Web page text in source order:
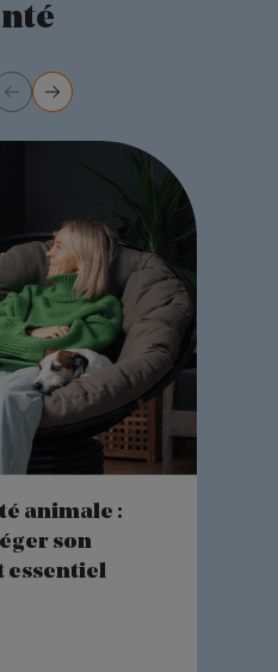
numéro 1
numéro 2
numéro 3
Précédent
Suivant
animale :
son
essentiel